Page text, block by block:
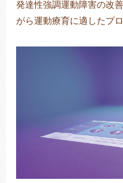
発達性強調運動障害の改
がら運動療育に適したプ